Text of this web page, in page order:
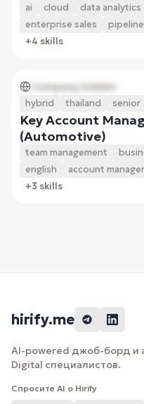
ai cloud
data analytics
enterprise sales
+4 skills
Company hidden
hybrid thailand senior
Key Account
(Automotive)
team management
english
account
+3 skills
hirify.me
AI-powered джоб-борд и
Digital специалистов.
Спросите AI о Hirify